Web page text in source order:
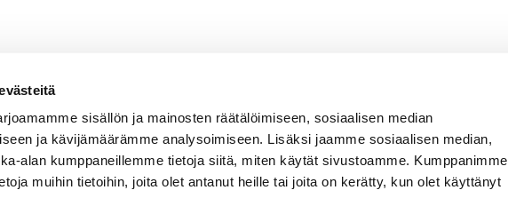
sisällön ja mainosten räätälöimiseen, sosiaalisen median
ja kävijämäärämme analysoimiseen. Lisäksi jaamme sosiaalisen median,
alan kumppaneillemme tietoja siitä, miten käytät sivustoamme. Kumppanimme
muihin tietoihin, joita olet antanut heille tai joita on kerätty, kun olet käyttänyt